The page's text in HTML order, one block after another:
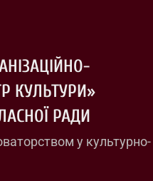
КУЛЬТУРИ»
РАДИ
у культурно-